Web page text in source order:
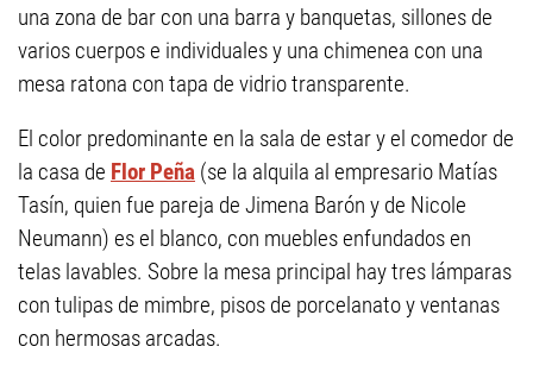
una zona de bar con una barra y banquetas, sillones de
varios cuerpos e individuales y una chimenea con una
mesa ratona con tapa de vidrio transparente.
El color predominante en la sala de estar y el comedor de
la casa de Flor Peña (se la alquila al empresario Matías
Tasín, quien fue pareja de Jimena Barón y de Nicole
Neumann) es el blanco, con muebles enfundados en
telas lavables. Sobre la mesa principal hay tres lámparas
con tulipas de mimbre, pisos de porcelanato y ventanas
con hermosas arcadas.